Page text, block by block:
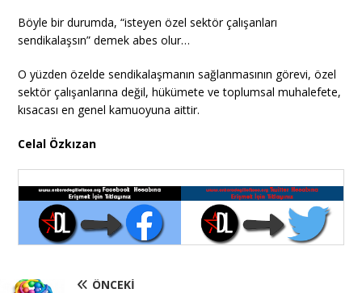
Böyle bir durumda, “isteyen özel sektör çalışanları
sendikalaşsın” demek abes olur…
O yüzden özelde sendikalaşmanın sağlanmasının görevi, özel
sektör çalışanlarına değil, hükümete ve toplumsal muhalefete,
kısacası en genel kamuoyuna aittir.
Celal Özkızan
ÖNCEKI